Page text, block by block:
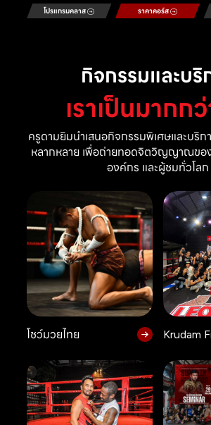
โปรแกรมคลาส ราคาคอร์ส
กิจกรรมและบริ
เราเป็นมากก
ครูดามยิมนำเสนอกิจกรรมพิเศษและบริก
หลากหลาย เพื่อถ่ายทอดจิตวิญญาณขอ
องค์กร และผู้ชมทั่วโลก
โชว์มวยไทย Krudam